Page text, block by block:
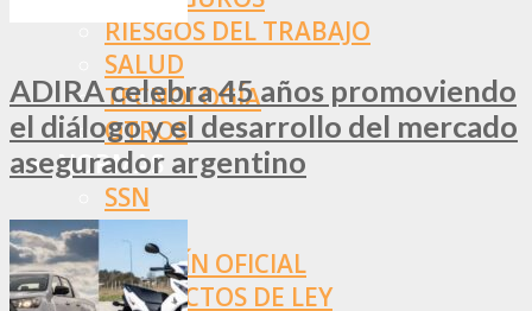
RIESGOS DEL TRABAJO
SALUD
TECNOLOGÍA
OTROS
NORMAS
SSN
SRT
BOLETÍN OFICIAL
PROYECTOS DE LEY
ADIRA celebra 45 años promoviendo
el diálogo y el desarrollo del mercado
asegurador argentino